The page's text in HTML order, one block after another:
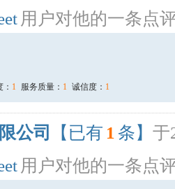
用户对他的一条点
1 服务质量： 1 诚信度： 1
公司 【已有 1 条】 于
用户对他的一条点